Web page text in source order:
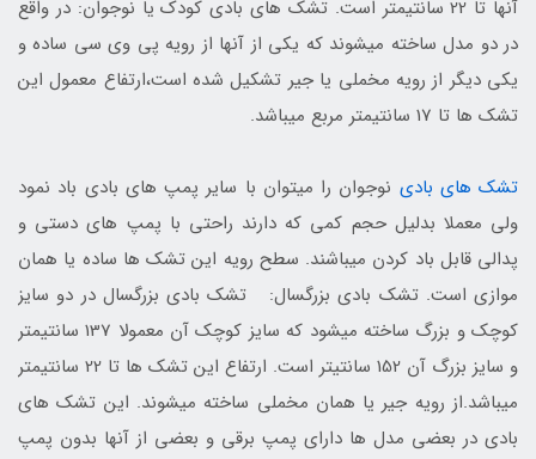
آنها تا 22 سانتیمتر است. تشک های بادی کودک یا نوجوان: در واقع
در دو مدل ساخته میشوند که یکی از آنها از رویه پی وی سی ساده و
یکی دیگر از رویه مخملی یا جیر تشکیل شده است،ارتفاع معمول این
تشک ها تا 17 سانتیمتر مربع میباشد.
تشک های بادی نوجوان را میتوان با سایر پمپ های بادی باد نمود
ولی معملا بدلیل حجم کمی که دارند راحتی با پمپ های دستی و
پدالی قابل باد کردن میباشند. سطح رویه این تشک ها ساده یا همان
موازی است. تشک بادی بزرگسال: تشک بادی بزرگسال در دو سایز
کوچک و بزرگ ساخته میشود که سایز کوچک آن معمولا 137 سانتیمتر
و سایز بزرگ آن 152 سانتیتر است. ارتفاع این تشک ها تا 22 سانتیمتر
میباشد.از رویه جیر یا همان مخملی ساخته میشوند. این تشک های
بادی در بعضی مدل ها دارای پمپ برقی و بعضی از آنها بدون پمپ